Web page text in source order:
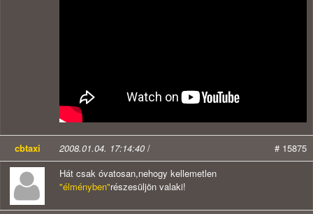
cbtaxi 2008.01.04. 17:14:40 /
# 15875
Hát csak óvatosan,nehogy kellemetlen
"élményben"részesüljön valaki!